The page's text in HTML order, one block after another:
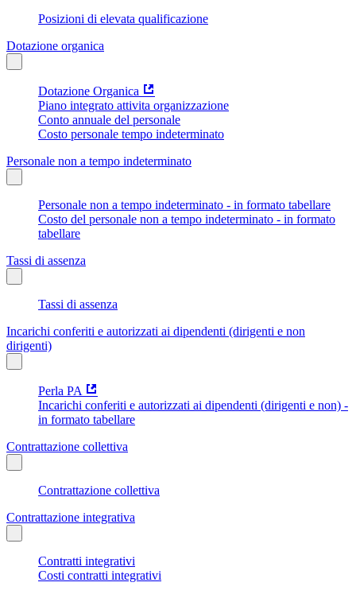
Posizioni di elevata qualificazione
Dotazione organica
Dotazione Organica
Piano integrato attivita organizzazione
Conto annuale del personale
Costo personale tempo indeterminato
Personale non a tempo indeterminato
Personale non a tempo indeterminato - in formato tabellare
Costo del personale non a tempo indeterminato - in formato
tabellare
Tassi di assenza
Tassi di assenza
Incarichi conferiti e autorizzati ai dipendenti (dirigenti e non
dirigenti)
Perla PA
Incarichi conferiti e autorizzati ai dipendenti (dirigenti e non) -
in formato tabellare
Contrattazione collettiva
Contrattazione collettiva
Contrattazione integrativa
Contratti integrativi
Costi contratti integrativi